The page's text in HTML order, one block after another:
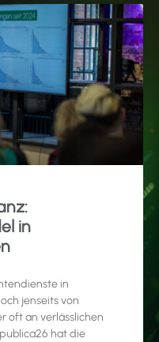
in
in
jenseits von
oft an verlässlichen
hat die